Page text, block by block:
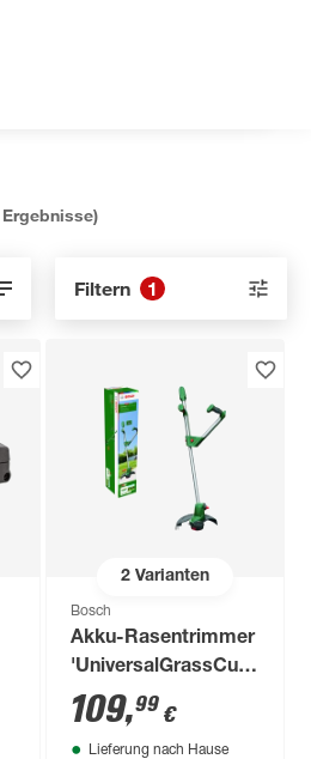
Ergebnisse)
Filtern 1
2Varianten
Bosch
Akku-Rasentrimmer
'UniversalGrassCut
18V-26' ohne Akku
109,99 €
Lieferung nach Hause